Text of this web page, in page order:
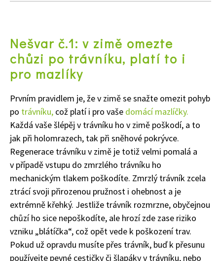
Nešvar č.1: v zimě omezte
chůzi po trávníku, platí to i
pro mazlíky
Prvním pravidlem je, že v zimě se snažte omezit pohyb
po trávníku, což platí i pro vaše domácí mazlíčky.
Každá vaše šlépěj v trávníku ho v zimě poškodí, a to
jak při holomrazech, tak při sněhové pokrývce.
Regenerace trávníku v zimě je totiž velmi pomalá a
v případě vstupu do zmrzlého trávníku ho
mechanickým tlakem poškodíte. Zmrzlý trávník zcela
ztrácí svoji přirozenou pružnost i ohebnost a je
extrémně křehký. Jestliže trávník rozmrzne, obyčejnou
chůzí ho sice nepoškodíte, ale hrozí zde zase riziko
vzniku „blátíčka“, což opět vede k poškození trav.
Pokud už opravdu musíte přes trávník, buď k přesunu
používejte pevné cestičky či šlapáky v trávníku, nebo